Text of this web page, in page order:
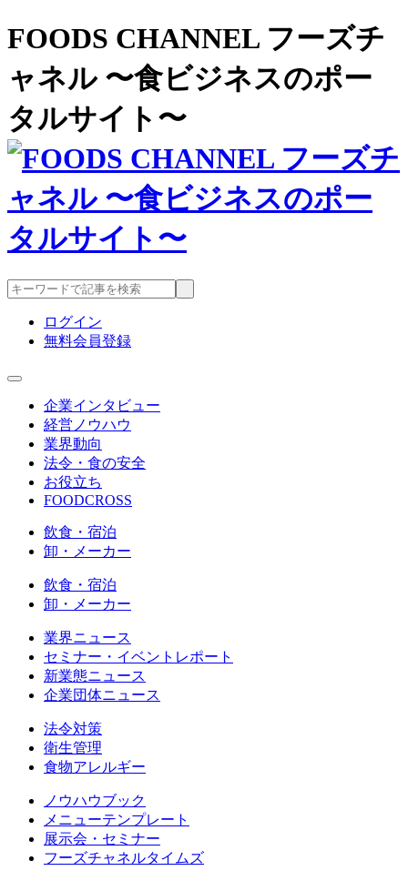
FOODS CHANNEL フーズチ
ャネル 〜食ビジネスのポー
タルサイト〜
ログイン
無料会員登録
企業インタビュー
経営ノウハウ
業界動向
法令・食の安全
お役立ち
FOODCROSS
飲食・宿泊
卸・メーカー
飲食・宿泊
卸・メーカー
業界ニュース
セミナー・イベントレポート
新業態ニュース
企業団体ニュース
法令対策
衛生管理
食物アレルギー
ノウハウブック
メニューテンプレート
展示会・セミナー
フーズチャネルタイムズ